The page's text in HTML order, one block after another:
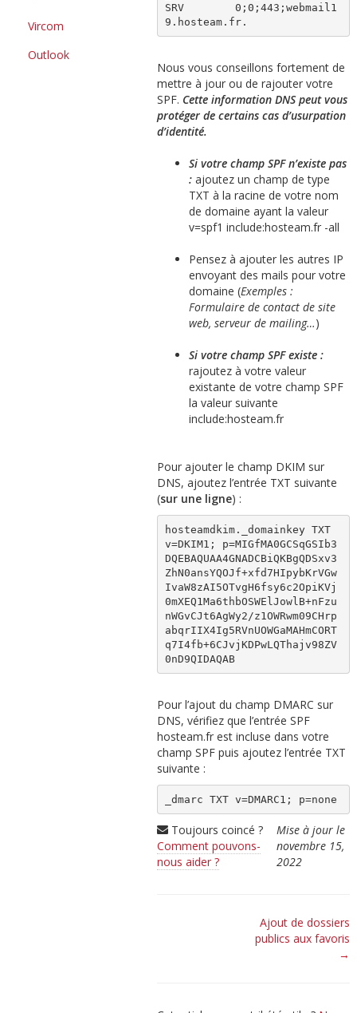
Vircom
Outlook
SRV        0;0;443;webmail1
9.hosteam.fr.
Nous vous conseillons fortement de
mettre à jour ou de rajouter votre
SPF. Cette information DNS peut vous
protéger de certains cas d’usurpation
d’identité.
Si votre champ SPF n’existe pas
: ajoutez un champ de type
TXT à la racine de votre nom
de domaine ayant la valeur
v=spf1 include:hosteam.fr -all
Pensez à ajouter les autres IP
envoyant des mails pour votre
domaine (Exemples :
Formulaire de contact de site
web, serveur de mailing…)
Si votre champ SPF existe :
rajoutez à votre valeur
existante de votre champ SPF
la valeur suivante
include:hosteam.fr
Pour ajouter le champ DKIM sur
DNS, ajoutez l’entrée TXT suivante
(sur une ligne) :
hosteamdkim._domainkey TXT
v=DKIM1; p=MIGfMA0GCSqGSIb3
DQEBAQUAA4GNADCBiQKBgQDSxv3
ZhN0ansYQOJf+xfd7HIpybKrVGw
IvaW8zAI5OTvgH6fsy6c2OpiKVj
0mXEQ1Ma6thbOSWElJowlB+nFzu
nWGvCJt6AgWy2/z1OWRwm09CHrp
abqrIIX4Ig5RVnUOWGaMAHmCORT
q7I4fb+6CJvjKDPwLQThajv98ZV
0nD9QIDAQAB
Pour l’ajout du champ DMARC sur
DNS, vérifiez que l’entrée SPF
hosteam.fr est incluse dans votre
champ SPF puis ajoutez l’entrée TXT
suivante :
_dmarc TXT v=DMARC1; p=none
Toujours coincé ?
Comment pouvons-
nous aider ?
Mise à jour le
novembre 15,
2022
Ajout de dossiers
publics aux favoris
→